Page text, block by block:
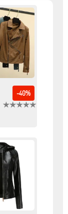
-40%